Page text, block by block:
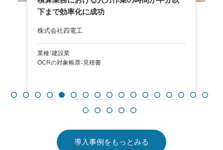
下まで効率化に成功
株式会社四電工
業種：建設業
OCRの対象帳票：見積書
導入事例をもっとみる